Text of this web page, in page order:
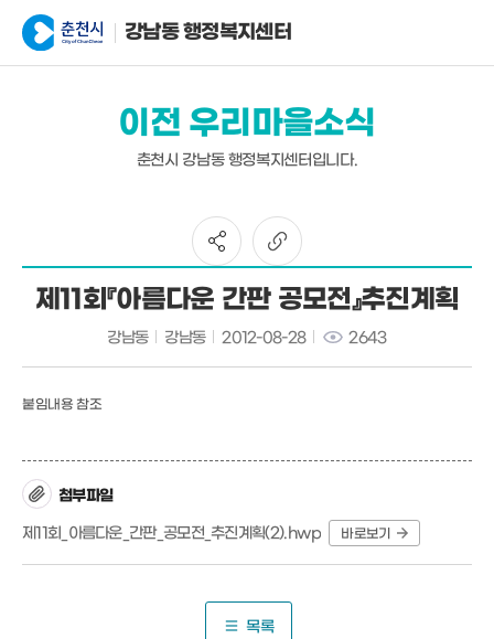
강남동 행정복지센터
이전 우리마을소식
춘천시 강남동 행정복지센터입니다.
제11회『아름다운 간판 공모전』추진계획
강남동 강남동 2012-08-28 2643
붙임내용 참조
첨부파일
제11회_아름다운_간판_공모전_추진계획(2).hwp
바로보기
목록